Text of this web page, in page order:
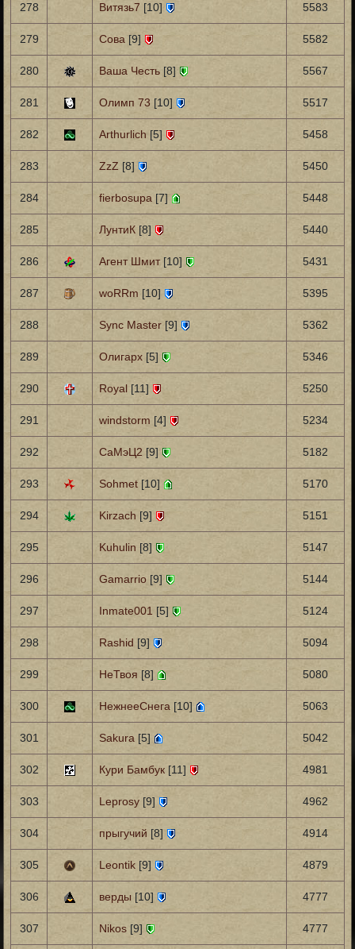
278 Витязь7 [10] 5583
279 Сова [9] 5582
280 Ваша Честь [8] 5567
281 Олимп 73 [10] 5517
282 Arthurlich [5] 5458
283 ZzZ [8] 5450
284 fierbosupa [7] 5448
285 ЛунтиК [8] 5440
286 Агент Шмит [10] 5431
287 woRRm [10] 5395
288 Sync Master [9] 5362
289 Олигарх [5] 5346
290 Royal [11] 5250
291 windstorm [4] 5234
292 СаМэЦ2 [9] 5182
293 Sohmet [10] 5170
294 Kirzach [9] 5151
295 Kuhulin [8] 5147
296 Gamarrio [9] 5144
297 Inmate001 [5] 5124
298 Rashid [9] 5094
299 НеТвоя [8] 5080
300 НежнееСнега [10] 5063
301 Sakura [5] 5042
302 Кури Бамбук [11] 4981
303 Leprosy [9] 4962
304 прыгучий [8] 4914
305 Leontik [9] 4879
306 верды [10] 4777
307 Nikos [9] 4777